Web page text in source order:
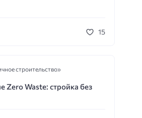
15
строительство»
Zero Waste: стройка без